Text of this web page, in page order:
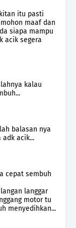
itu pasti
maaf dan
siapa mampu
acik segera
kalau
balasan nya
adk acik...
cepat sembuh
langgar
motor tu
menyedihkan...